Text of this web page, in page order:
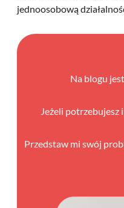
jednoosobową
Na blogu
Jeżeli potrzebujesz
Przedstaw mi swój